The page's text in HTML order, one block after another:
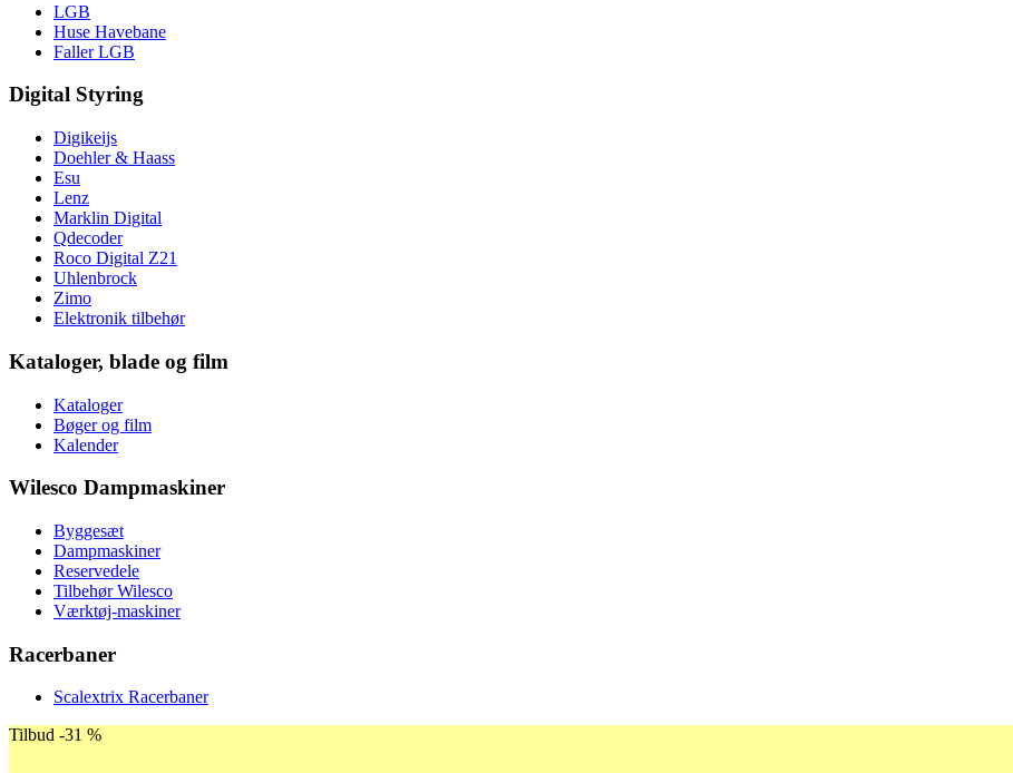
LGB
Huse Havebane
Faller LGB
Digital Styring
Digikeijs
Doehler & Haass
Esu
Lenz
Marklin Digital
Qdecoder
Roco Digital Z21
Uhlenbrock
Zimo
Elektronik tilbehør
Kataloger, blade og film
Kataloger
Bøger og film
Kalender
Wilesco Dampmaskiner
Byggesæt
Dampmaskiner
Reservedele
Tilbehør Wilesco
Værktøj-maskiner
Racerbaner
Scalextrix Racerbaner
Tilbud -31 %